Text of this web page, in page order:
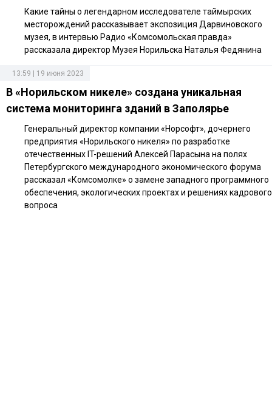
Какие тайны о легендарном исследователе таймырских
месторождений рассказывает экспозиция Дарвиновского
музея, в интервью Радио «Комсомольская правда»
рассказала директор Музея Норильска Наталья Федянина
13:59 | 19 июня 2023
В «Норильском никеле» создана уникальная
система мониторинга зданий в Заполярье
Генеральный директор компании «Норсофт», дочернего
предприятия «Норильского никеля» по разработке
отечественных IT-решений Алексей Парасына на полях
Петербургского международного экономического форума
рассказал «Комсомолке» о замене западного программного
обеспечения, экологических проектах и решениях кадрового
вопроса